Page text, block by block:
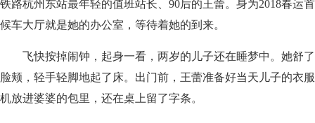
铁路杭州东站最年轻的值班站长、90后的王蕾。身为2018春运
候车大厅就是她的办公室，等待着她的到来。
飞快按掉闹钟，起身一看，两岁的儿子还在睡梦中。她舒了
脸颊，轻手轻脚地起了床。出门前，王蕾准备好当天儿子的衣
机放进婆婆的包里，还在桌上留了字条。